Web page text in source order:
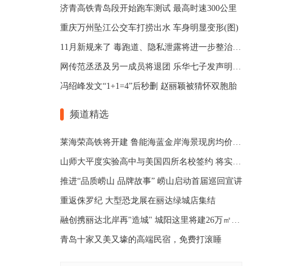
济青高铁青岛段开始跑车测试 最高时速300公里
重庆万州坠江公交车打捞出水 车身明显变形(图)
11月新规来了 毒跑道、隐私泄露将进一步整治(图)
网传范丞丞及另一成员将退团 乐华七子发声明辟谣
冯绍峰发文“1+1=4”后秒删 赵丽颖被猜怀双胞胎
频道精选
莱海荣高铁将开建 鲁能海蓝金岸海景现房均价7500
山师大平度实验高中与美国四所名校签约 将实现师资共享
推进“品质崂山 品牌故事” 崂山启动首届巡回宣讲
重返侏罗纪 大型恐龙展在丽达绿城店集结
融创携丽达北岸再"造城" 城阳这里将建26万㎡大型社区
青岛十家又美又壕的高端民宿，免费打滚睡